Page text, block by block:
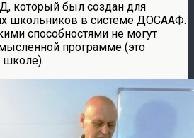
который был создан для
школьников в системе ДОСААФ.
способностями не могут
программе (это
школе).